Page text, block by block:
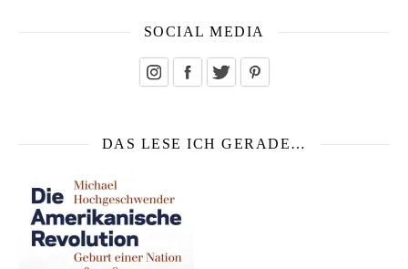
SOCIAL MEDIA
DAS LESE ICH GERADE…